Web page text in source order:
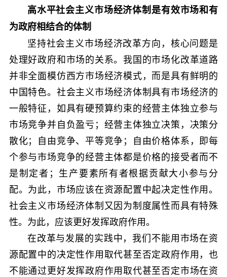
高水平社会主义市场经济体制是有效市场和有
为政府相结合的体制
坚持社会主义市场经济改革方向，核心问题是
处理好政府和市场的关系。我国的市场化改革道路
并非全面模仿西方市场经济模式，而是具有鲜明的
中国特色。社会主义市场经济体制具有市场经济的
一般特征，如具有硬预算约束的经营主体独立参与
市场竞争并自负盈亏；经营主体独立决策，决策分
散化；自由竞争、平等竞争；自由价格体系，即每
个参与市场竞争的经营主体都是价格的接受者而不
是制定者；生产要素所有者根据贡献大小参与分
配。为此，市场应该在资源配置中起决定性作用。
社会主义市场经济体制又因为制度属性而具有特殊
性。为此，应该更好发挥政府作用。
在改革与发展的实践中，我们不能用市场在资
源配置中的决定性作用取代甚至否定政府作用，也
不能通过更好发挥政府作用取代甚至否定市场在资